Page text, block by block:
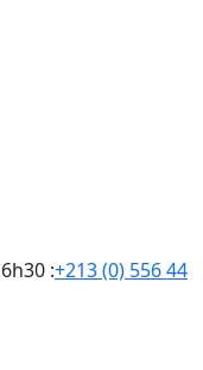
:+213 (0) 556 44